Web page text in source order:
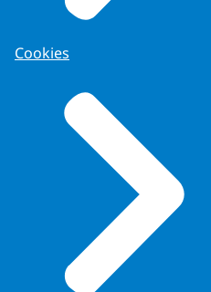
Cookies